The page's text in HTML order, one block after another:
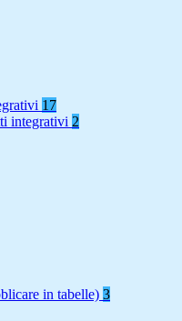
17
integrativi 2
in tabelle) 3